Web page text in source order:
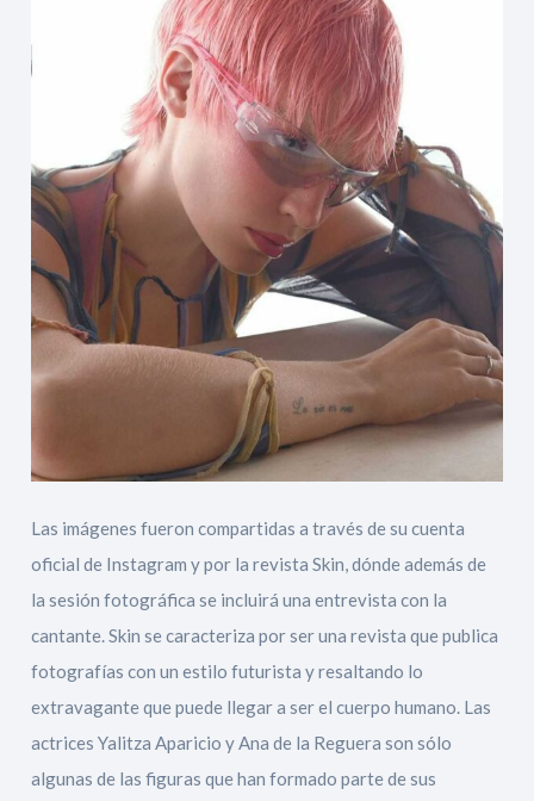
Las imágenes fueron compartidas a través de su cuenta
oficial de Instagram y por la revista Skin, dónde además de
la sesión fotográfica se incluirá una entrevista con la
cantante. Skin se caracteriza por ser una revista que publica
fotografías con un estilo futurista y resaltando lo
extravagante que puede llegar a ser el cuerpo humano. Las
actrices Yalitza Aparicio y Ana de la Reguera son sólo
algunas de las figuras que han formado parte de sus